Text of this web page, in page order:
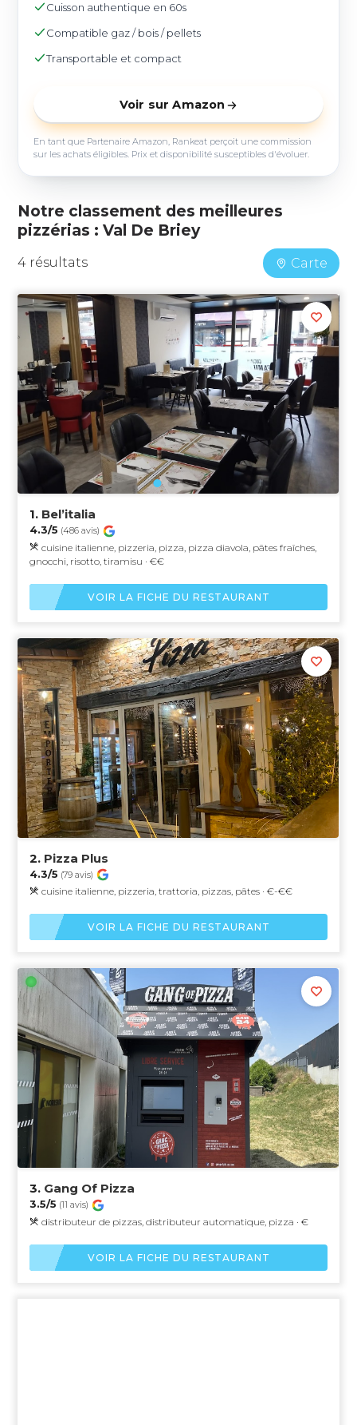
Cuisson authentique en 60s
Compatible gaz / bois / pellets
Transportable et compact
Voir sur Amazon
En tant que Partenaire Amazon, Rankeat perçoit une commission
sur les achats éligibles. Prix et disponibilité susceptibles d'évoluer.
Notre classement des meilleures
pizzérias : Val De Briey
4 résultats Carte
1. Bel’italia
4.3/5 (486 avis)
cuisine italienne, pizzeria, pizza, pizza diavola, pâtes fraîches,
gnocchi, risotto, tiramisu · €€
VOIR LA FICHE DU RESTAURANT
2. Pizza Plus
4.3/5 (79 avis)
cuisine italienne, pizzeria, trattoria, pizzas, pâtes · €-€€
VOIR LA FICHE DU RESTAURANT
3. Gang Of Pizza
3.5/5 (11 avis)
distributeur de pizzas, distributeur automatique, pizza · €
VOIR LA FICHE DU RESTAURANT